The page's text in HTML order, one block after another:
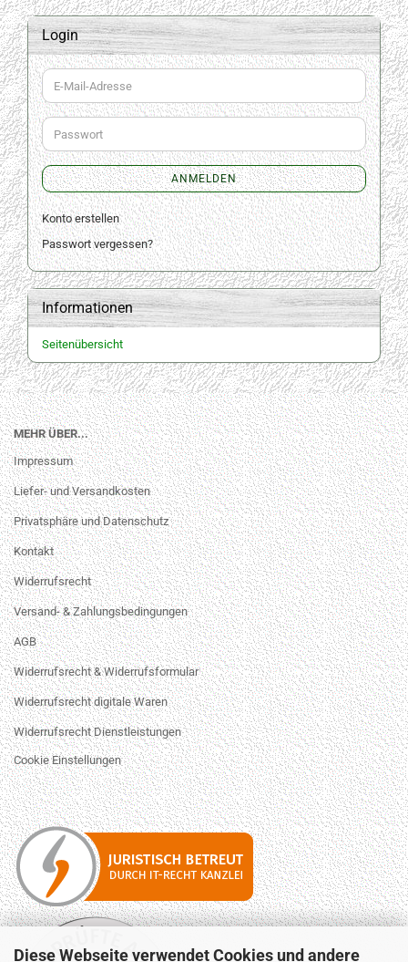
Diese Webseite verwendet Cookies und andere
Login
E-
Mail-
Adresse
Passwort
ANMELDEN
Konto erstellen
Passwort vergessen?
Informationen
Seitenübersicht
MEHR ÜBER...
Impressum
Liefer- und Versandkosten
Privatsphäre und Datenschutz
Kontakt
Widerrufsrecht
Versand- & Zahlungsbedingungen
AGB
Widerrufsrecht & Widerrufsformular
Widerrufsrecht digitale Waren
Widerrufsrecht Dienstleistungen
Cookie Einstellungen